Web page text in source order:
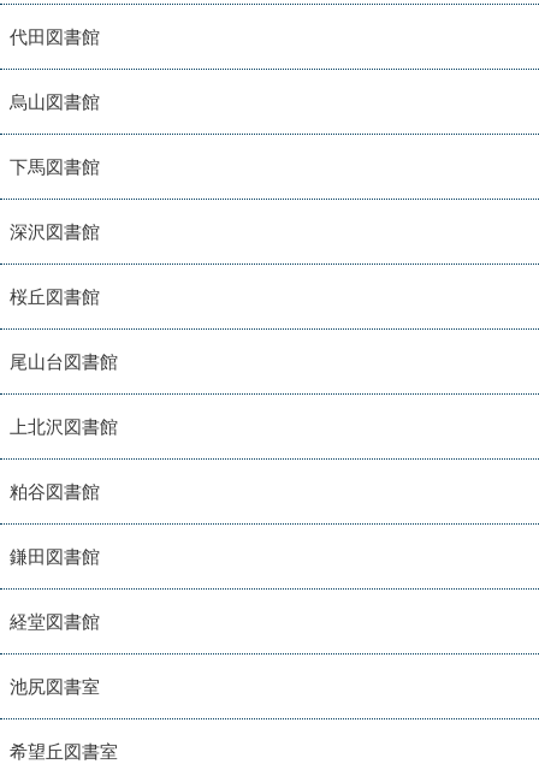
代田図書館
烏山図書館
下馬図書館
深沢図書館
桜丘図書館
尾山台図書館
上北沢図書館
粕谷図書館
鎌田図書館
経堂図書館
池尻図書室
希望丘図書室